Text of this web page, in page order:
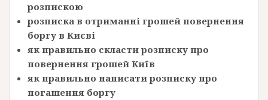
розпискою
розписка в отриманні грошей повернення
боргу в Києві
як правильно скласти розписку про
повернення грошей Київ
як правильно написати розписку про
погашення боргу